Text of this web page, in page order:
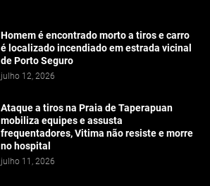
Homem é encontrado morto a tiros e carro
é localizado incendiado em estrada vicinal
de Porto Seguro
julho 12, 2026
Ataque a tiros na Praia de Taperapuan
mobiliza equipes e assusta
frequentadores, Vitima não resiste e morre
no hospital
julho 11, 2026